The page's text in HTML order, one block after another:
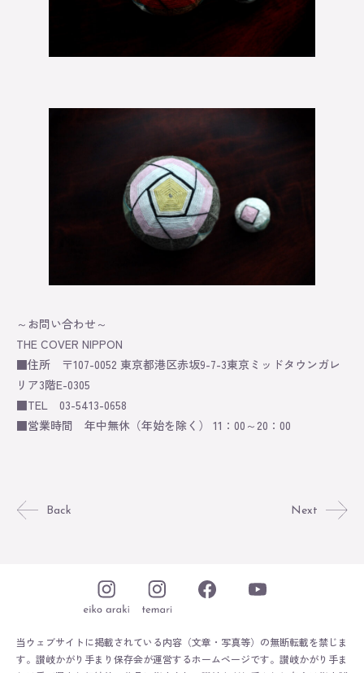
～お問い合わせ～
THE COVER NIPPON
■住所 〒107-0052 東京都港区赤坂9-7-3東京ミッドタウンガレ
リア3階E-0305
■TEL 03-5413-0658
■営業時間 年中無休（年始を除く） 11：00～20：00
Back Next
当ウェブサイトに掲載されている内容（文章・写真等）の無断転載を禁じま
す。 讃岐かがり手まり保存会が運営するホームページです。 讃岐かがり手ま